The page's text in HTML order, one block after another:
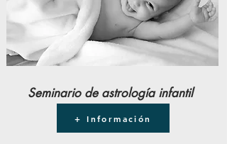
Seminario de astrología infantil
+ Información